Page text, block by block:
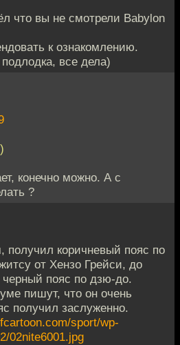
что вы не смотрели Babylon
к ознакомлению.
все дела)
конечно можно. А с
?
получил коричневый пояс по
от Хензо Грейси, до
пояс по дзю-до.
пишут, что он очень
получил заслуженно.
sport/wp-
02nite6001.jpg